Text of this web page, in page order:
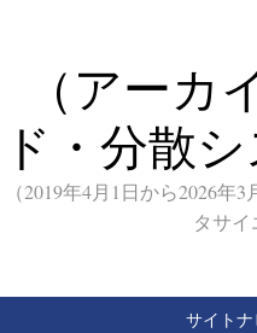
（アーカ
ド・分散
（2019年4月1日から2026年
タサ
サイト